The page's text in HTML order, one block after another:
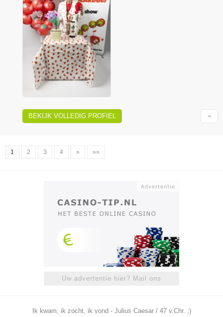
BEKIJK VOLLEDIG PROFIEL
1 2 3 4 » »»
Uw advertentie hier? Mail ons
Ik kwam, ik zocht, ik vond - Julius Caesar / 47 v.Chr. ;)